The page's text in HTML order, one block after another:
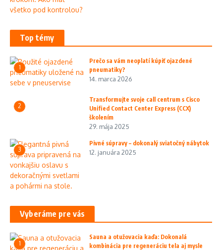
Top témy
1
Prečo sa vám neoplatí kúpiť ojazdené
pneumatiky?
14. marca 2026
2
Transformujte svoje call centrum s Cisco
Unified Contact Center Express (CCX)
školením
29. mája 2025
3
Pivné súpravy – dokonalý sviatočný nábytok
12. januára 2025
Vyberáme pre vás
1
Sauna a otužovacia kaďa: Dokonalá
kombinácia pre regeneráciu tela aj mysle